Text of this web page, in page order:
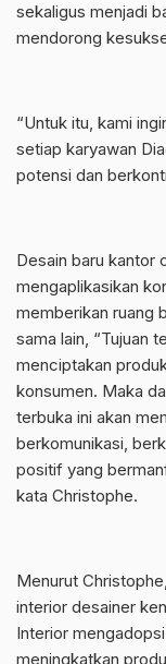
sekaligus menjadi
mendorong
“Untuk itu, kami
setiap karyawan
potensi dan
Desain baru kantor
mengaplikasikan
memberikan ruang
sama lain, “Tujuan
menciptakan
konsumen. Maka
terbuka ini akan
berkomunikasi,
positif yang
kata Christophe.
Menurut
interior desainer
Interior
meningkatkan